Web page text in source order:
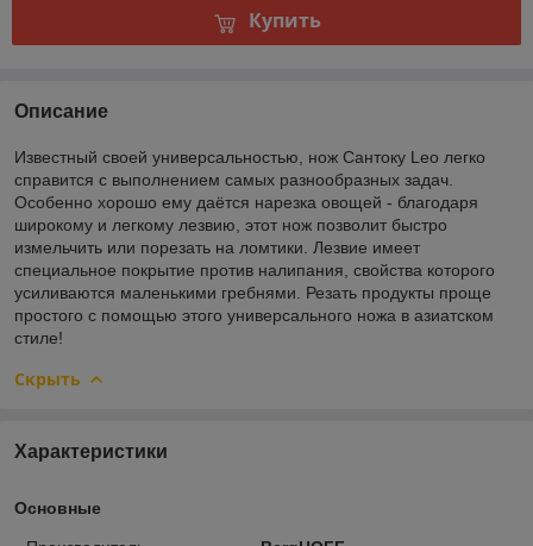
Купить
Описание
Известный своей универсальностью, нож Сантоку Leo легко
справится с выполнением самых разнообразных задач.
Особенно хорошо ему даётся нарезка овощей - благодаря
широкому и легкому лезвию, этот нож позволит быстро
измельчить или порезать на ломтики. Лезвие имеет
специальное покрытие против налипания, свойства которого
усиливаются маленькими гребнями. Резать продукты проще
простого с помощью этого универсального ножа в азиатском
стиле!
Скрыть
Характеристики
Основные